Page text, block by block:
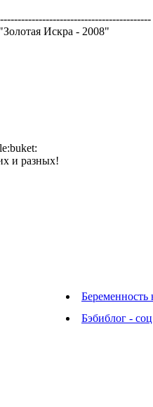
Искра - 2008"
и разных!
Беременность
Бэбиблог -